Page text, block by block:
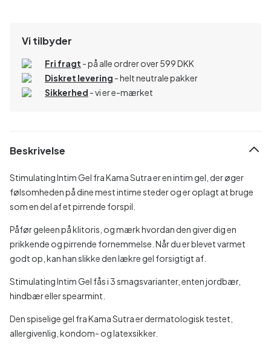
Vi tilbyder
Fri fragt - på alle ordrer over 599 DKK
Diskret levering - helt neutrale pakker
Sikkerhed - vi er e-mærket
Beskrivelse
Stimulating Intim Gel fra Kama Sutra er en intim gel, der øger
følsomheden på dine mest intime steder og er oplagt at bruge
som en del af et pirrende forspil.
Påfør geleen på klitoris, og mærk hvordan den giver dig en
prikkende og pirrende fornemmelse. Når du er blevet varmet
godt op, kan han slikke den lækre gel forsigtigt af.
Stimulating Intim Gel fås i 3 smagsvarianter, enten jordbær,
hindbær eller spearmint.
Den spiselige gel fra Kama Sutra er dermatologisk testet,
allergivenlig, kondom- og latexsikker.